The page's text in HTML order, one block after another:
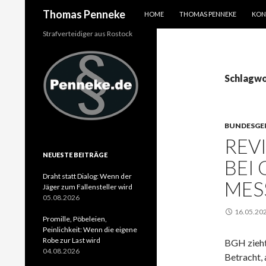
Thomas Penneke
HOME
THOMAS PENNEKE
BEI
BGH
Betracht,
Strafverteidiger aus Rostock
NEUESTE BEITRÄGE
Draht statt Dialog: Wenn der
Jäger zum Fallensteller wird
05.08.2026
Promille, Pöbeleien,
Peinlichkeit: Wenn die eigene
Robe zur Last wird
04.08.2026